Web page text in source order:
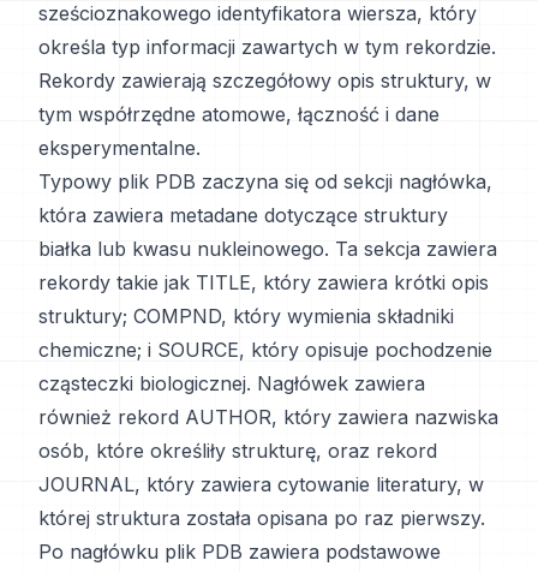
sześcioznakowego identyfikatora wiersza, który
określa typ informacji zawartych w tym rekordzie.
Rekordy zawierają szczegółowy opis struktury, w
tym współrzędne atomowe, łączność i dane
eksperymentalne.
Typowy plik PDB zaczyna się od sekcji nagłówka,
która zawiera metadane dotyczące struktury
białka lub kwasu nukleinowego. Ta sekcja zawiera
rekordy takie jak TITLE, który zawiera krótki opis
struktury; COMPND, który wymienia składniki
chemiczne; i SOURCE, który opisuje pochodzenie
cząsteczki biologicznej. Nagłówek zawiera
również rekord AUTHOR, który zawiera nazwiska
osób, które określiły strukturę, oraz rekord
JOURNAL, który zawiera cytowanie literatury, w
której struktura została opisana po raz pierwszy.
Po nagłówku plik PDB zawiera podstawowe